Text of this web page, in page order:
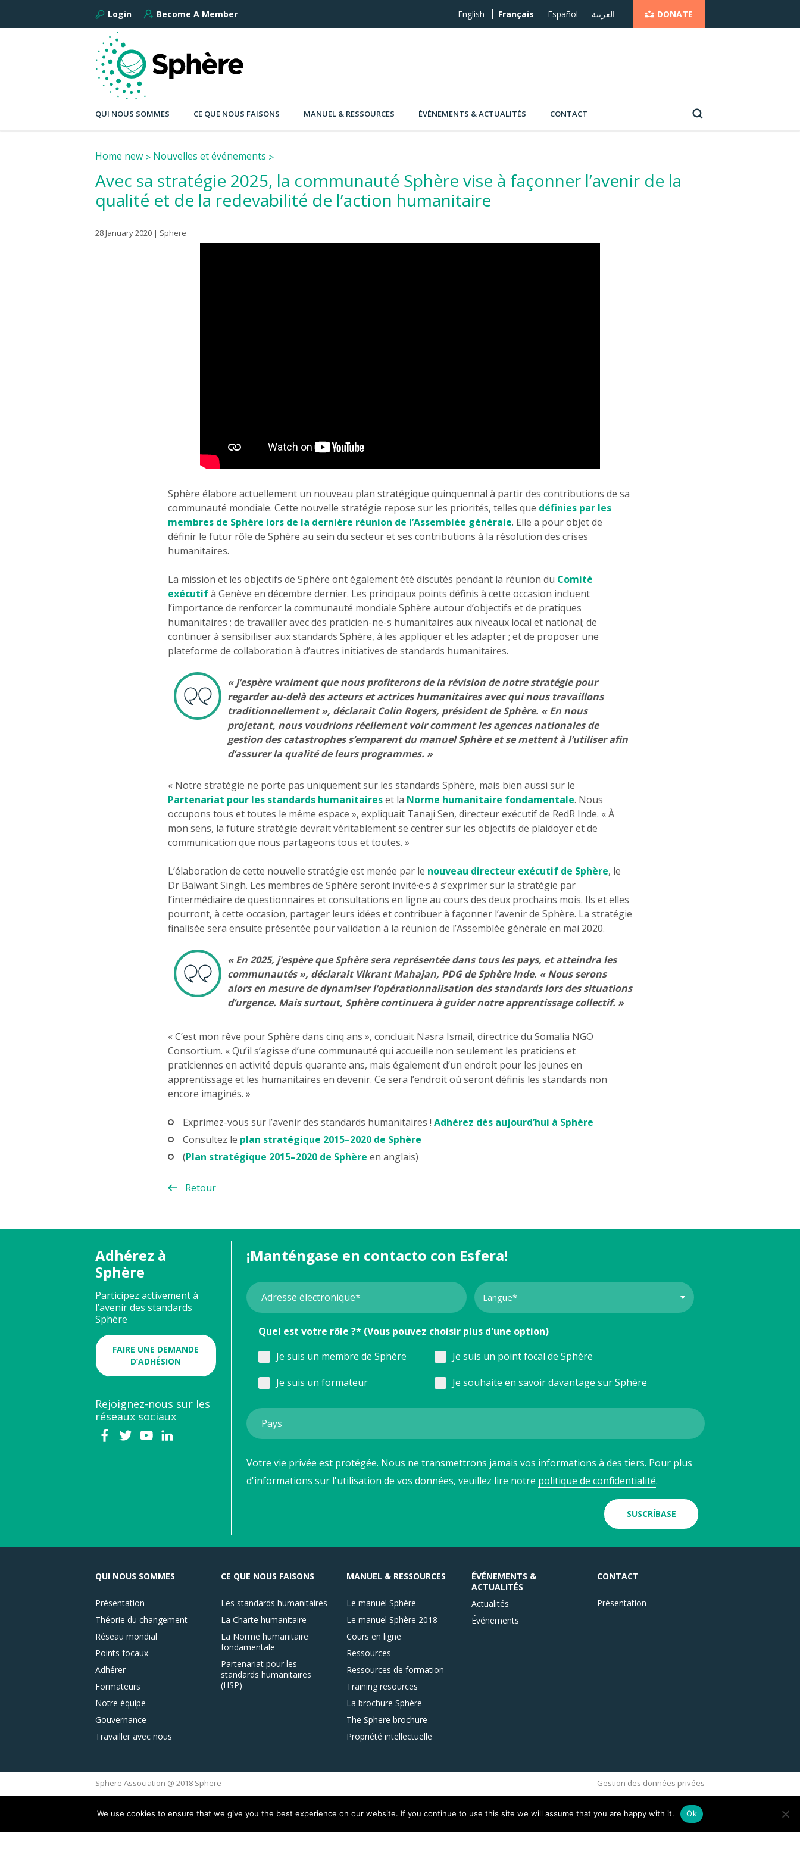
Login Become A Member English Français Español العربية DONATE
QUI NOUS SOMMES CE QUE NOUS FAISONS MANUEL & RESSOURCES ÉVÉNEMENTS & ACTUALITÉS CONTACT
Home new Nouvelles et événements
Avec sa stratégie 2025, la communauté Sphère vise à façonner l’avenir de la
qualité et de la redevabilité de l’action humanitaire
28 January 2020 | Sphere
Sphère élabore actuellement un nouveau plan stratégique quinquennal à partir des contributions de sa
communauté mondiale. Cette nouvelle stratégie repose sur les priorités, telles que définies par les
membres de Sphère lors de la dernière réunion de l’Assemblée générale. Elle a pour objet de
définir le futur rôle de Sphère au sein du secteur et ses contributions à la résolution des crises
humanitaires.
La mission et les objectifs de Sphère ont également été discutés pendant la réunion du Comité
exécutifà Genève en décembre dernier. Les principaux points définis à cette occasion incluent
l’importance de renforcer la communauté mondiale Sphère autour d’objectifs et de pratiques
humanitaires ; de travailler avec des praticien-ne-s humanitaires aux niveaux local et national; de
continuer à sensibiliser aux standards Sphère, à les appliquer et les adapter ; et de proposer une
plateforme de collaboration à d’autres initiatives de standards humanitaires.
« J’espère vraiment que nous profiterons de la révision de notre stratégie pour
regarder au-delà des acteurs et actrices humanitaires avec qui nous travaillons
traditionnellement », déclarait Colin Rogers, président de Sphère. « En nous
projetant, nous voudrions réellement voir comment les agences nationales de
gestion des catastrophes s’emparent du manuel Sphère et se mettent à l’utiliser afin
d’assurer la qualité de leurs programmes. »
« Notre stratégie ne porte pas uniquement sur les standards Sphère, mais bien aussi sur le
Partenariat pour les standards humanitaireset la Norme humanitaire fondamentale. Nous
occupons tous et toutes le même espace », expliquait Tanaji Sen, directeur exécutif de RedR Inde. « À
mon sens, la future stratégie devrait véritablement se centrer sur les objectifs de plaidoyer et de
communication que nous partageons tous et toutes. »
L’élaboration de cette nouvelle stratégie est menée par le nouveau directeur exécutif de Sphère, le
Dr Balwant Singh. Les membres de Sphère seront invité·e·s à s’exprimer sur la stratégie par
l’intermédiaire de questionnaires et consultations en ligne au cours des deux prochains mois. Ils et elles
pourront, à cette occasion, partager leurs idées et contribuer à façonner l’avenir de Sphère. La stratégie
finalisée sera ensuite présentée pour validation à la réunion de l’Assemblée générale en mai 2020.
« En 2025, j’espère que Sphère sera représentée dans tous les pays, et atteindra les
communautés », déclarait Vikrant Mahajan, PDG de Sphère Inde. « Nous serons
alors en mesure de dynamiser l’opérationnalisation des standards lors des situations
d’urgence. Mais surtout, Sphère continuera à guider notre apprentissage collectif. »
« C’est mon rêve pour Sphère dans cinq ans », concluait Nasra Ismail, directrice du Somalia NGO
Consortium. « Qu’il s’agisse d’une communauté qui accueille non seulement les praticiens et
praticiennes en activité depuis quarante ans, mais également d’un endroit pour les jeunes en
apprentissage et les humanitaires en devenir. Ce sera l’endroit où seront définis les standards non
encore imaginés. »
Exprimez-vous sur l’avenir des standards humanitaires ! Adhérez dès aujourd’hui à Sphère
Consultez le plan stratégique 2015–2020 de Sphère
(Plan stratégique 2015–2020 de Sphère en anglais)
Retour
Adhérez à
Sphère
Participez activement à
l’avenir des standards
Sphère
FAIRE UNE DEMANDE
D’ADHÉSION
Rejoignez-nous sur les
réseaux sociaux
¡Manténgase en contacto con Esfera!
Quel est votre rôle ?* (Vous pouvez choisir plus d'une option)
Je suis un membre de Sphère
Je suis un point focal de Sphère
Je suis un formateur
Je souhaite en savoir davantage sur Sphère
Votre vie privée est protégée. Nous ne transmettrons jamais vos informations à des tiers. Pour plus
d'informations sur l'utilisation de vos données, veuillez lire notre politique de confidentialité.
SUSCRÍBASE
QUI NOUS SOMMES
Présentation
Théorie du changement
Réseau mondial
Points focaux
Adhérer
Formateurs
Notre équipe
Gouvernance
Travailler avec nous
CE QUE NOUS FAISONS
Les standards humanitaires
La Charte humanitaire
La Norme humanitaire
fondamentale
Partenariat pour les
standards humanitaires
(HSP)
MANUEL & RESSOURCES
Le manuel Sphère
Le manuel Sphère 2018
Cours en ligne
Ressources
Ressources de formation
Training resources
La brochure Sphère
The Sphere brochure
Propriété intellectuelle
ÉVÉNEMENTS &
ACTUALITÉS
Actualités
Événements
CONTACT
Présentation
Sphere Association @ 2018 Sphere Gestion des données privées
We use cookies to ensure that we give you the best experience on our website. If you continue to use this site we will assume that you are happy with it. Ok